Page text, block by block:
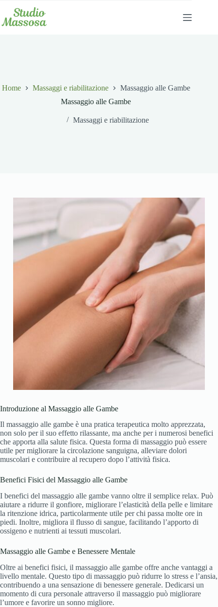
contenuto
Home Massaggi e riabilitazione
Massaggio alle Gambe
Massaggio alle Gambe
Massaggi e riabilitazione
Introduzione al Massaggio alle Gambe
Il massaggio alle gambe è una pratica terapeutica molto apprezzata,
non solo per il suo effetto rilassante, ma anche per i numerosi benefici
che apporta alla salute fisica. Questa forma di massaggio può essere
utile per migliorare la circolazione sanguigna, alleviare dolori
muscolari e contribuire al recupero dopo l’attività fisica.
Benefici Fisici del Massaggio alle Gambe
I benefici del massaggio alle gambe vanno oltre il semplice relax. Può
aiutare a ridurre il gonfiore, migliorare l’elasticità della pelle e limitare
la ritenzione idrica, particolarmente utile per chi passa molte ore in
piedi. Inoltre, migliora il flusso di sangue, facilitando l’apporto di
ossigeno e nutrienti ai tessuti muscolari.
Massaggio alle Gambe e Benessere Mentale
Oltre ai benefici fisici, il massaggio alle gambe offre anche vantaggi a
livello mentale. Questo tipo di massaggio può ridurre lo stress e l’ansia,
contribuendo a una sensazione di benessere generale. Dedicarsi un
momento di cura personale attraverso il massaggio può migliorare
l’umore e favorire un sonno migliore.